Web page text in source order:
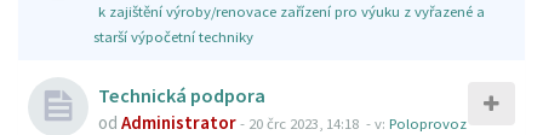
k zajištění výroby/renovace zařízení pro výuku z vyřazené a
starší výpočetní techniky
Technická podpora
od Administrator- 20 črc 2023, 14:18 - v: Poloprovoz